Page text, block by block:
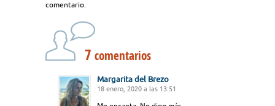
comentario.
7 comentarios
Margarita del Brezo
18 enero, 2020 a las 13:51